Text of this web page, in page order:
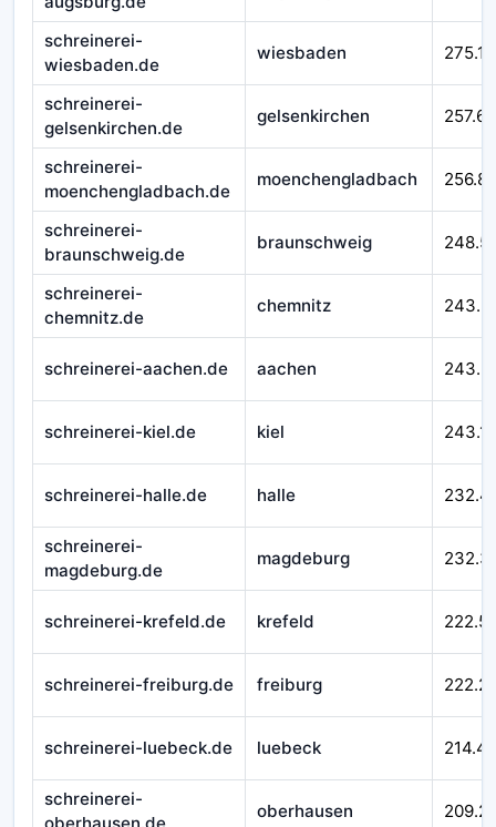
schreinerei-
wiesbaden.de
wiesbaden
schreinerei-
gelsenkirchen.de
gelsenkirchen
schreinerei-
moenchengladbach.de
moenchengladbach
schreinerei-
braunschweig.de
braunschweig
schreinerei-
chemnitz.de
chemnitz
schreinerei-aachen.de aachen
schreinerei-kiel.de kiel
schreinerei-halle.de halle
schreinerei-
magdeburg.de
magdeburg
schreinerei-krefeld.de krefeld
schreinerei-freiburg.de freiburg
schreinerei-luebeck.de luebeck
schreinerei-
oberhausen